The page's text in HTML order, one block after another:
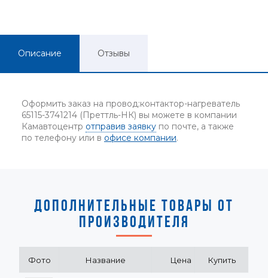
Описание Отзывы
Оформить заказ на провод:контактор-нагреватель
65115-3741214 (Преттль-НК) вы можете в компании
Камавтоцентр отправив заявку по почте, а также
по телефону или в офисе компании.
ДОПОЛНИТЕЛЬНЫЕ ТОВАРЫ ОТ
ПРОИЗВОДИТЕЛЯ
Фото Название Цена Купить